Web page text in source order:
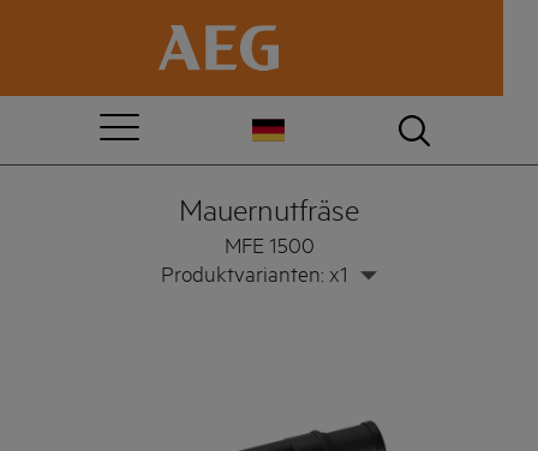
Mauernutfräse
MFE 1500
Produktvarianten: x1